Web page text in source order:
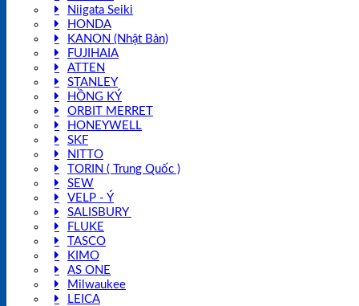
Niigata Seiki
HONDA
KANON (Nhật Bản)
FUJIHAIA
ATTEN
STANLEY
HỒNG KÝ
ORBIT MERRET
HONEYWELL
SKF
NITTO
TORIN ( Trung Quốc )
SEW
VELP - Ý
SALISBURY
FLUKE
TASCO
KIMO
AS ONE
Milwaukee
LEICA